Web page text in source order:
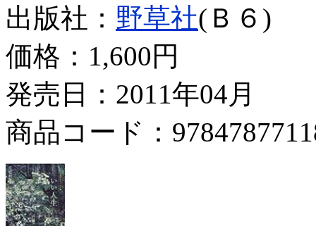
出版社： 野草社(Ｂ６)
価格： 1,600円
発売日：2011年04月
商品コード：